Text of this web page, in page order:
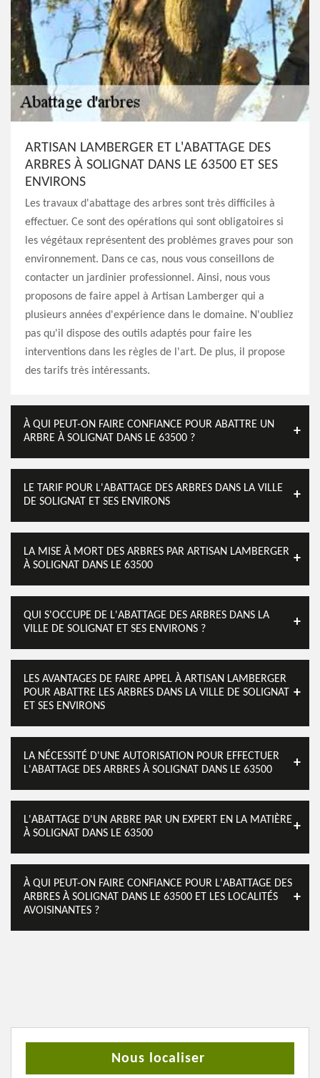
ARTISAN LAMBERGER ET L'ABATTAGE DES
ARBRES À SOLIGNAT DANS LE 63500 ET SES
ENVIRONS
Les travaux d'abattage des arbres sont très difficiles à
effectuer. Ce sont des opérations qui sont obligatoires si
les végétaux représentent des problèmes graves pour son
environnement. Dans ce cas, nous vous conseillons de
contacter un jardinier professionnel. Ainsi, nous vous
proposons de faire appel à Artisan Lamberger qui a
plusieurs années d'expérience dans le domaine. N'oubliez
pas qu'il dispose des outils adaptés pour faire les
interventions dans les règles de l'art. De plus, il propose
des tarifs très intéressants.
À QUI PEUT-ON FAIRE CONFIANCE POUR ABATTRE UN
ARBRE À SOLIGNAT DANS LE 63500 ?
LE TARIF POUR L'ABATTAGE DES ARBRES DANS LA VILLE
DE SOLIGNAT ET SES ENVIRONS
LA MISE À MORT DES ARBRES PAR ARTISAN LAMBERGER
À SOLIGNAT DANS LE 63500
QUI S'OCCUPE DE L'ABATTAGE DES ARBRES DANS LA
VILLE DE SOLIGNAT ET SES ENVIRONS ?
LES AVANTAGES DE FAIRE APPEL À ARTISAN LAMBERGER
POUR ABATTRE LES ARBRES DANS LA VILLE DE SOLIGNAT
ET SES ENVIRONS
LA NÉCESSITÉ D'UNE AUTORISATION POUR EFFECTUER
L'ABATTAGE DES ARBRES À SOLIGNAT DANS LE 63500
L'ABATTAGE D'UN ARBRE PAR UN EXPERT EN LA MATIÈRE
À SOLIGNAT DANS LE 63500
À QUI PEUT-ON FAIRE CONFIANCE POUR L'ABATTAGE DES
ARBRES À SOLIGNAT DANS LE 63500 ET LES LOCALITÉS
AVOISINANTES ?
Nous localiser